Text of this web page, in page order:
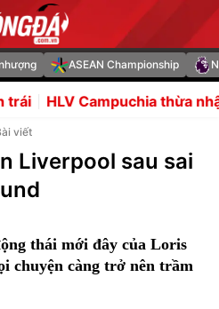
ASEAN Championship
thừa nhận không tìm thấy
viết
Liverpool sau sai
thái mới đây của Loris
chuyện càng trở nên trầm